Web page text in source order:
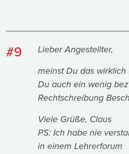
#9
Lieber Angestellter,
meinst Du das wirklich
Du auch ein wenig
Rechtschreibung
Viele Grüße, Claus
PS: Ich habe nie
in einem Lehrerforum